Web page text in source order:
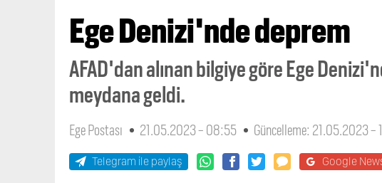
Ege Denizi'nde deprem
AFAD'dan alınan bilgiye göre Ege
meydana geldi.
Ege Postası 21.05.2023 - 08:55 Güncelleme: 21.05.2023 -
Telegram ile paylaş Google